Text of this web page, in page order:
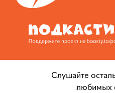
Слушайте
любимых